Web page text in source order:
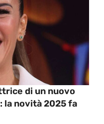
di un nuovo
la novità 2025 fa